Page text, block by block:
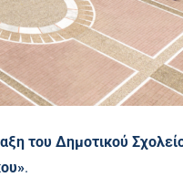
του Δημοτικού
.